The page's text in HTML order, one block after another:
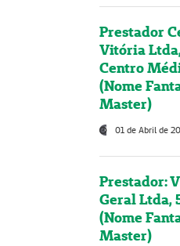
Prestador
Vitória
Centro
(Nome
Master)
01 de Abril de
Prestador:
Geral Ltda,
(Nome
Master)